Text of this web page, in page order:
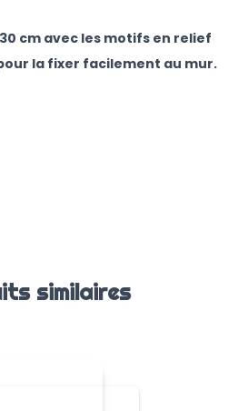
cm avec les motifs en relief
la fixer facilement au mur.
similaires